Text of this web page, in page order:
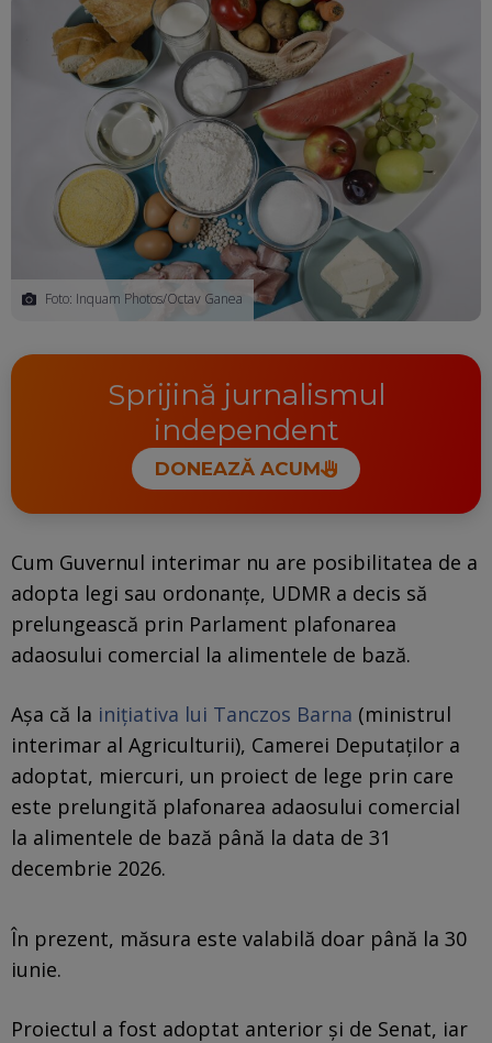
Foto: Inquam Photos/Octav Ganea
Sprijină jurnalismul
independent
DONEAZĂ ACUM
Cum Guvernul interimar nu are posibilitatea de a
adopta legi sau ordonanțe, UDMR a decis să
prelungească prin Parlament plafonarea
adaosului comercial la alimentele de bază.
Aşa că la iniţiativa lui Tanczos Barna (ministrul
interimar al Agriculturii), Camerei Deputaților a
adoptat, miercuri, un proiect de lege prin care
este prelungită plafonarea adaosului comercial
la alimentele de bază până la data de 31
decembrie 2026.
În prezent, măsura este valabilă doar până la 30
iunie.
Proiectul a fost adoptat anterior și de Senat, iar